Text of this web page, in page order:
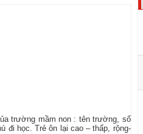
trường mầm non : tên trường, số
đi học. Trẻ ôn lại cao – thấp, rộng-